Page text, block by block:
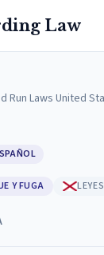
Law
Run Laws United
Y FUGA